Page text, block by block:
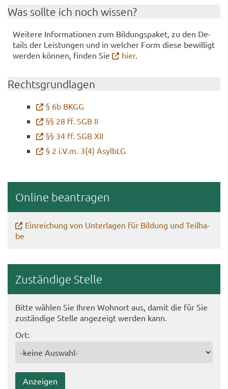
Was soll­te ich noch wis­sen?
Wei­te­re In­for­ma­tio­nen zum Bil­dungs­pa­ket, zu den De­
tails der Leis­tun­gen und in wel­cher Form diese be­wil­ligt
wer­den kön­nen, fin­den Sie
hier.
Rechts­grund­la­gen
§ 6b BKGG
§§ 28 ff. SGB II
§§ 34 ff. SGB XII
§ 2 i.V.m. 3(4) Asyl­bLG
On­line be­an­tra­gen
Ein­rei­chung von Un­ter­la­gen für Bil­dung und Teil­ha­
be
Zu­stän­di­ge Stel­le
Bitte wäh­len Sie Ihren Wohn­ort aus, damit die für Sie
zu­stän­di­ge Stel­le an­ge­zeigt wer­den kann.
Ort: